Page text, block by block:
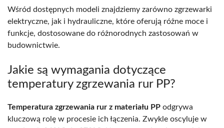
Wśród dostępnych modeli znajdziemy zarówno zgrzewarki
elektryczne, jak i hydrauliczne, które oferują różne moce i
funkcje, dostosowane do różnorodnych zastosowań w
budownictwie.
Jakie są wymagania dotyczące
temperatury zgrzewania rur PP?
Temperatura zgrzewania rur z materiału PP odgrywa
kluczową rolę w procesie ich łączenia. Zwykle oscyluje w